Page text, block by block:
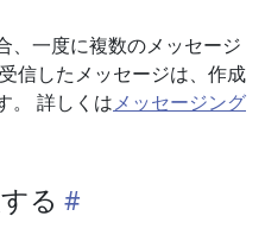
、一度に複数のメッセージ
信したメッセージは、作成
。 詳しくはメッセージング
る